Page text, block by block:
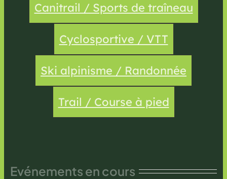
Canitrail / Sports de traîneau
Cyclosportive / VTT
Ski alpinisme / Randonnée
Trail / Course à pied
Evénements en cours